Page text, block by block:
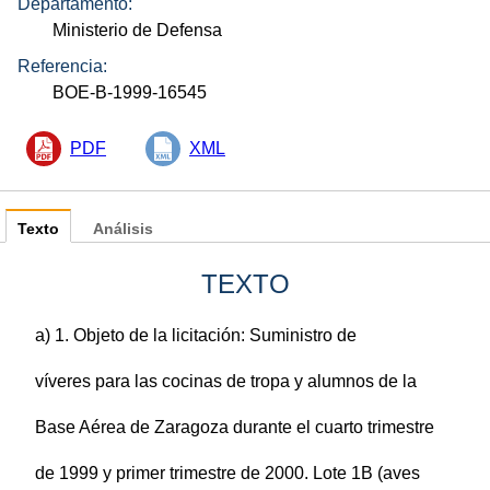
Departamento:
Ministerio de Defensa
Referencia:
BOE-B-1999-16545
PDF XML
Texto
TEXTO
a) 1. Objeto de la licitación: Suministro de
víveres para las cocinas de tropa y alumnos de la
Base Aérea de Zaragoza durante el cuarto trimestre
de 1999 y primer trimestre de 2000. Lote 1B (aves
Análisis